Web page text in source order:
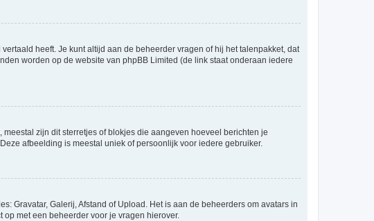
heeft. Je kunt altijd aan de beheerder vragen of hij het talenpakket, dat
worden op de website van phpBB Limited (de link staat onderaan iedere
zijn dit sterretjes of blokjes die aangeven hoeveel berichten je
afbeelding is meestal uniek of persoonlijk voor iedere gebruiker.
Gravatar, Galerij, Afstand of Upload. Het is aan de beheerders om avatars in
met een beheerder voor je vragen hierover.